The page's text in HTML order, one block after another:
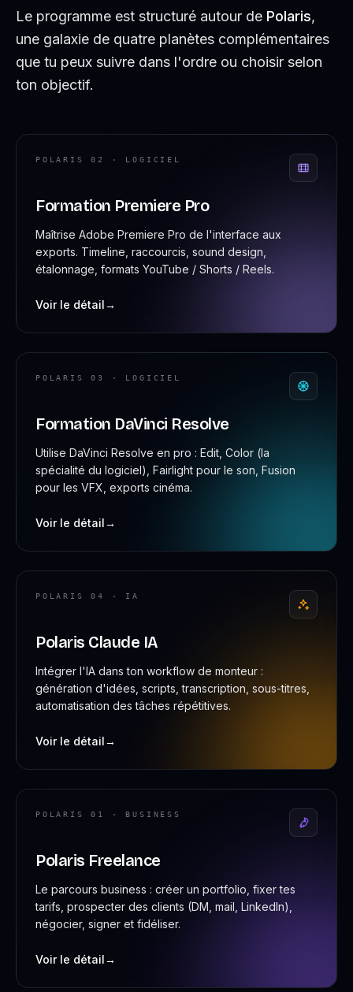
Le programme est structuré autour de Polaris,
une galaxie de quatre planètes complémentaires
que tu peux suivre dans l'ordre ou choisir selon
ton objectif.
POLARIS 02 · LOGICIEL
Formation Premiere Pro
Maîtrise Adobe Premiere Pro de l'interface aux
exports. Timeline, raccourcis, sound design,
étalonnage, formats YouTube / Shorts / Reels.
Voir le détail→
POLARIS 03 · LOGICIEL
Formation DaVinci Resolve
Utilise DaVinci Resolve en pro : Edit, Color (la
spécialité du logiciel), Fairlight pour le son, Fusion
pour les VFX, exports cinéma.
Voir le détail→
POLARIS 04 · IA
Polaris Claude IA
Intégrer l'IA dans ton workflow de monteur :
génération d'idées, scripts, transcription, sous-titres,
automatisation des tâches répétitives.
Voir le détail→
POLARIS 01 · BUSINESS
Polaris Freelance
Le parcours business : créer un portfolio, fixer tes
tarifs, prospecter des clients (DM, mail, LinkedIn),
négocier, signer et fidéliser.
Voir le détail→